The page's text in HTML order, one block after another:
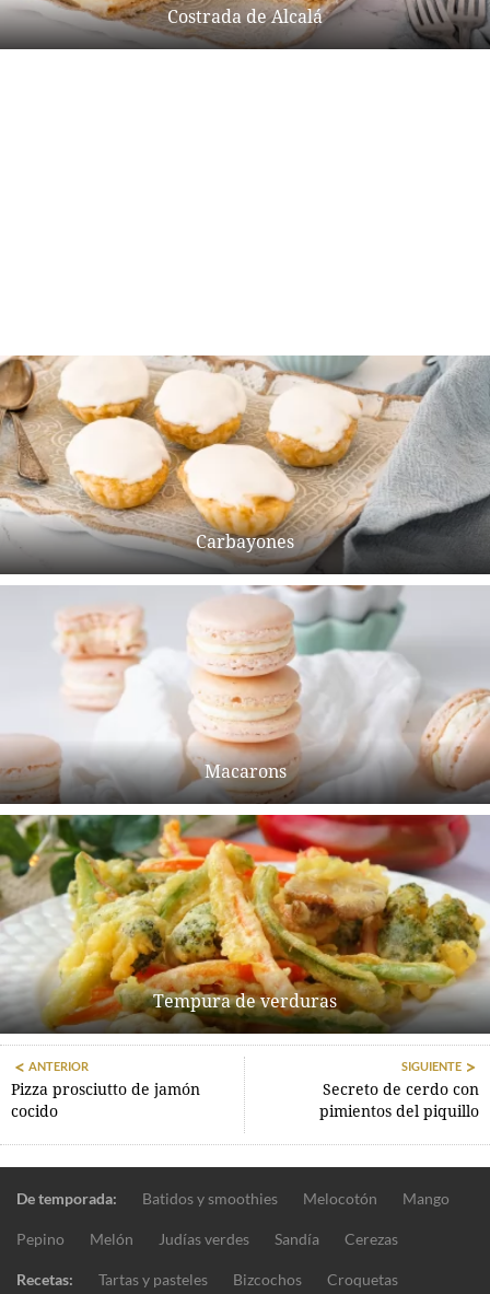
Costrada de Alcalá
Carbayones
Macarons
Tempura de verduras
ANTERIOR
Pizza prosciutto de jamón
cocido
SIGUIENTE
Secreto de cerdo con
pimientos del piquillo
De temporada: Batidos y smoothies Melocotón Mango
Pepino Melón Judías verdes Sandía Cerezas
Recetas: Tartas y pasteles Bizcochos Croquetas